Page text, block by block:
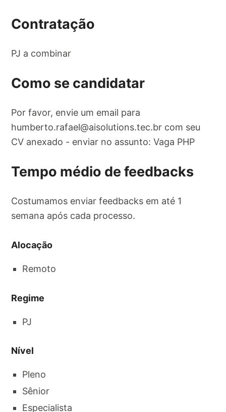
Contratação
PJ a combinar
Como se candidatar
Por favor, envie um email para
humberto.rafael@aisolutions.tec.br com seu
CV anexado - enviar no assunto: Vaga PHP
Tempo médio de feedbacks
Costumamos enviar feedbacks em até 1
semana após cada processo.
Alocação
Remoto
Regime
PJ
Nível
Pleno
Sênior
Especialista